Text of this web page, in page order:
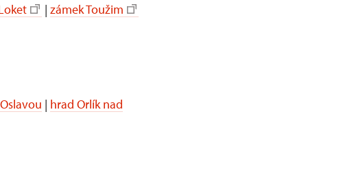
| zámek Toužim
| hrad Orlík nad